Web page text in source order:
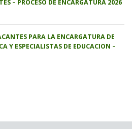
– PROCESO DE ENCARGATURA 2026
PARA LA ENCARGATURA DE
Y ESPECIALISTAS DE EDUCACION –